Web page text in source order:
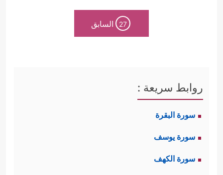
27 السابق
روابط سريعة :
سورة البقرة
سورة يوسف
سورة الكهف